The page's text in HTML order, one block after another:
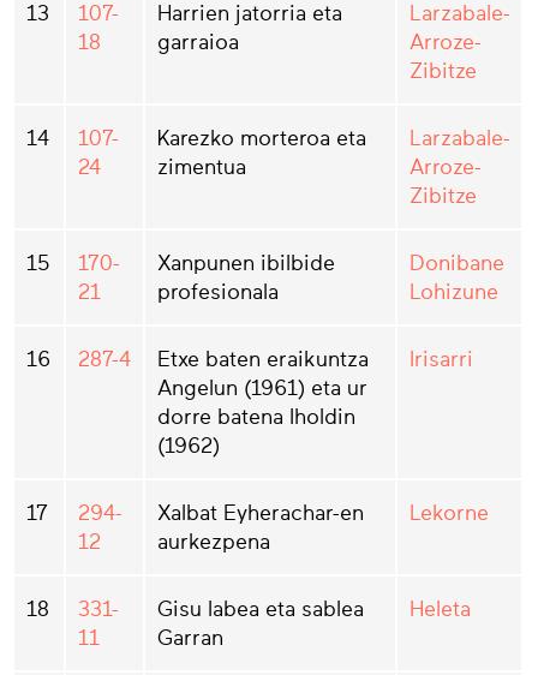
13
107-
18
Harrien jatorria eta
garraioa
Larzabale-
Arroze-
Zibitze
14
107-
24
Karezko morteroa eta
zimentua
Larzabale-
Arroze-
Zibitze
15
170-
21
Xanpunen ibilbide
profesionala
Donibane
Lohizune
16 287-4
Etxe baten eraikuntza
Angelun (1961) eta ur
dorre batena Iholdin
(1962)
Irisarri
17
294-
12
Xalbat Eyherachar-en
aurkezpena
Lekorne
18
331-
11
Gisu labea eta sablea
Garran
Heleta